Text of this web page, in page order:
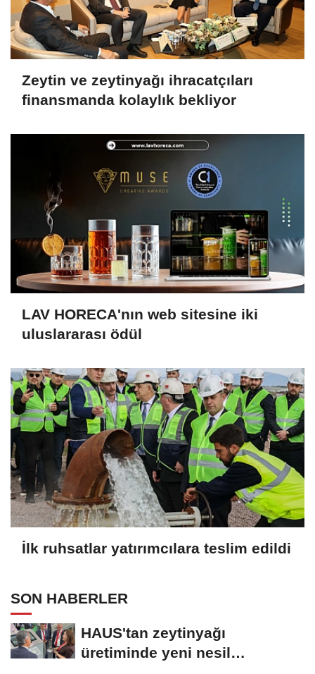
Zeytin ve zeytinyağı ihracatçıları
finansmanda kolaylık bekliyor
LAV HORECA'nın web sitesine iki
uluslararası ödül
İlk ruhsatlar yatırımcılara teslim edildi
SON HABERLER
HAUS'tan zeytinyağı
üretiminde yeni nesil